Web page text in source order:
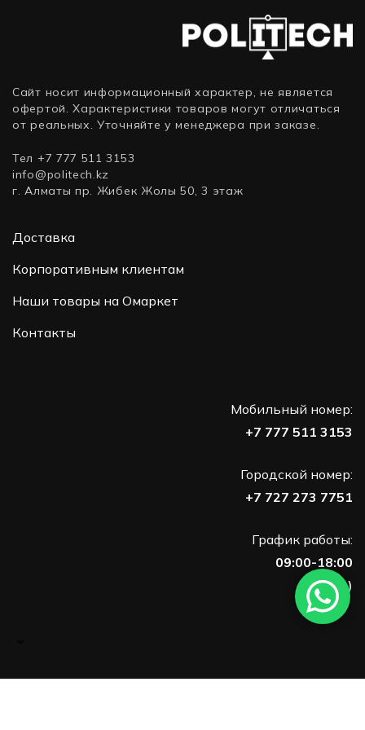
Сайт носит информационный характер, не является
офертой. Характеристики товаров могут отличаться
от реальных. Уточняйте у менеджера при заказе.
Тел +7 777 511 3153
info@politech.kz
г. Алматы пр. Жибек Жолы 50, 3 этаж
Доставка
Корпоративным клиентам
Наши товары на Омаркет
Контакты
Мобильный номер:
+7 777 511 3153
Городской номер:
+7 727 273 7751
График работы:
09:00-18:00
(Пн-Пт)